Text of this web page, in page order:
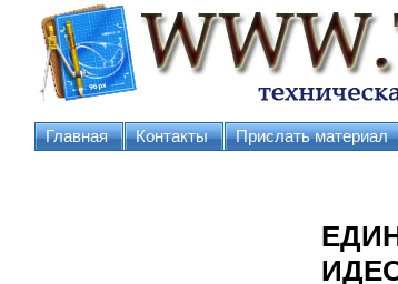
Главная Контакты Прислать материал